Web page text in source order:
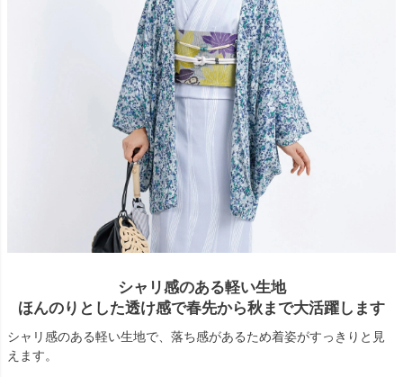
シャリ感のある軽い生地
ほんのりとした透け感で春先から秋まで大活躍します
シャリ感のある軽い生地で、落ち感があるため着姿がすっきりと見
えます。